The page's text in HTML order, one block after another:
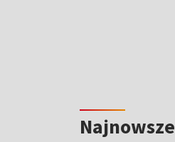
Najnowsze